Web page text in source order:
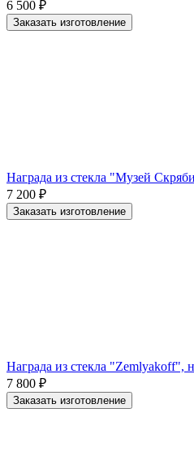
6 500 ₽
Заказать изготовление
Награда из стекла "Музей
7 200 ₽
Заказать изготовление
Награда из стекла "Zemlyakoff",
7 800 ₽
Заказать изготовление